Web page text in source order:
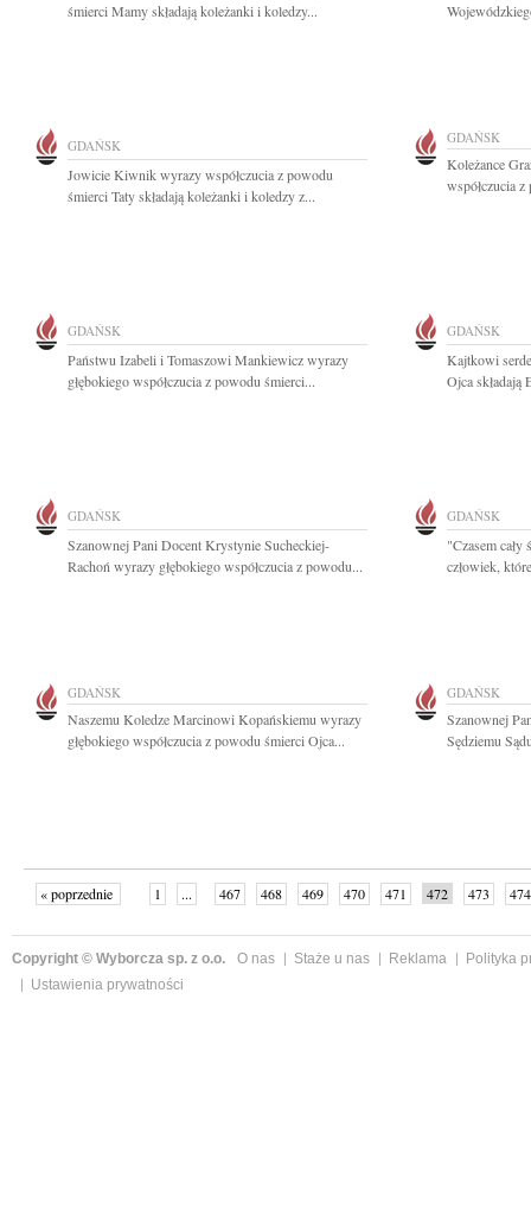
śmierci Mamy składają koleżanki i koledzy...
GDAŃSK
Jowicie Kiwnik wyrazy współczucia z powodu
śmierci Taty składają koleżanki i koledzy z...
GDAŃSK
Koleżance
współczucia
GDAŃSK
Państwu Izabeli i Tomaszowi Mankiewicz wyrazy
głębokiego współczucia z powodu śmierci...
GDAŃSK
Kajtkowi
Ojca składają
GDAŃSK
Szanownej Pani Docent Krystynie Sucheckiej-
Rachoń wyrazy głębokiego współczucia z powodu...
GDAŃSK
"Czasem cały
człowiek,
GDAŃSK
Naszemu Koledze Marcinowi Kopańskiemu wyrazy
głębokiego współczucia z powodu śmierci Ojca...
GDAŃSK
Szanownej
Sędziemu
« poprzednie 1 ... 467 468 469 470 471 472 473
474
Copyright © Wyborcza sp. z o.o. O nas Staże u nas Reklama
Polityka
Ustawienia prywatności